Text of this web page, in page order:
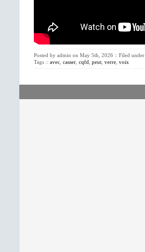
Posted by admin on May 5th, 2026 :: Filed under
Tags :: avec casser cqfd peut verre voix